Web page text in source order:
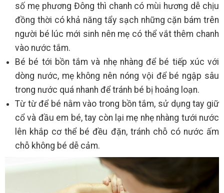
số mẹ phương Đông thì chanh có mùi hương dễ chịu
đồng thời có khả năng tẩy sạch những cặn bám trên
người bé lúc mới sinh nên mẹ có thể vắt thêm chanh
vào nước tắm.
Bé bé tới bồn tắm và nhẹ nhàng để bé tiếp xúc với
dòng nước, mẹ không nên nóng vội để bé ngập sâu
trong nước quá nhanh để tránh bé bị hoảng loạn.
Từ từ để bé nằm vào trong bồn tắm, sử dụng tay giữ
cổ và đầu em bé, tay còn lại mẹ nhẹ nhàng tưới nước
lên khắp cơ thể bé đều đặn, tránh chỗ có nước ấm
chỗ không bé dễ cảm.